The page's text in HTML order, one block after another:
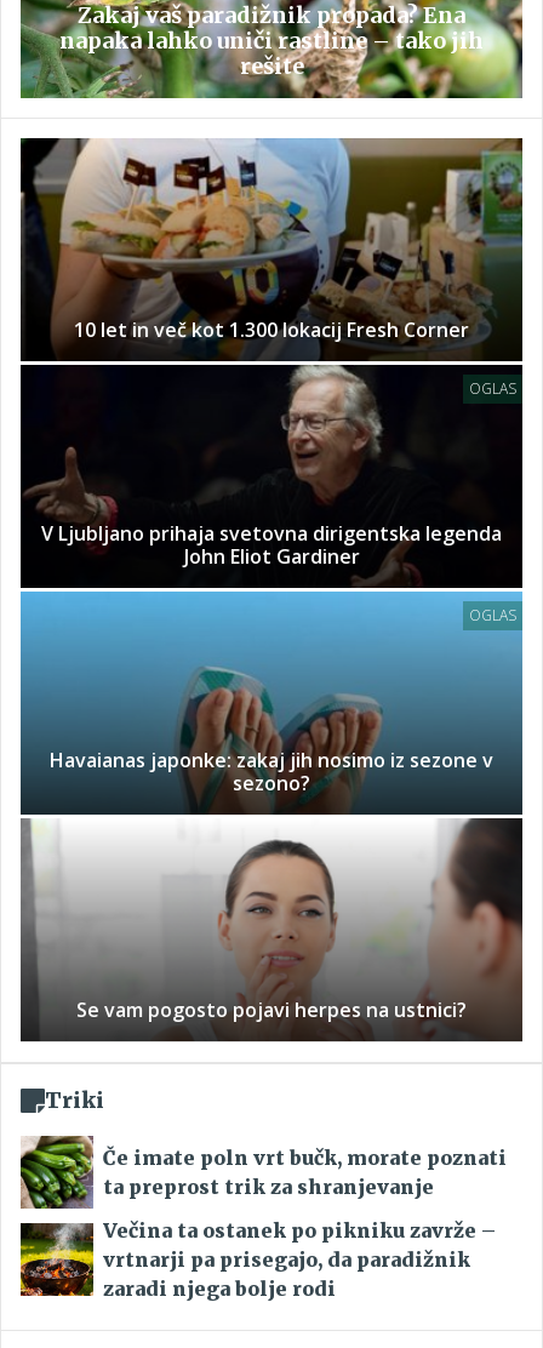
Zakaj vaš paradižnik propada? Ena
napaka lahko uniči rastline – tako jih
rešite
10 let in več kot 1.300 lokacij Fresh Corner
OGLAS
V Ljubljano prihaja svetovna dirigentska legenda
John Eliot Gardiner
OGLAS
Havaianas japonke: zakaj jih nosimo iz sezone v
sezono?
Se vam pogosto pojavi herpes na ustnici?
Triki
Če imate poln vrt bučk, morate poznati
ta preprost trik za shranjevanje
Večina ta ostanek po pikniku zavrže –
vrtnarji pa prisegajo, da paradižnik
zaradi njega bolje rodi